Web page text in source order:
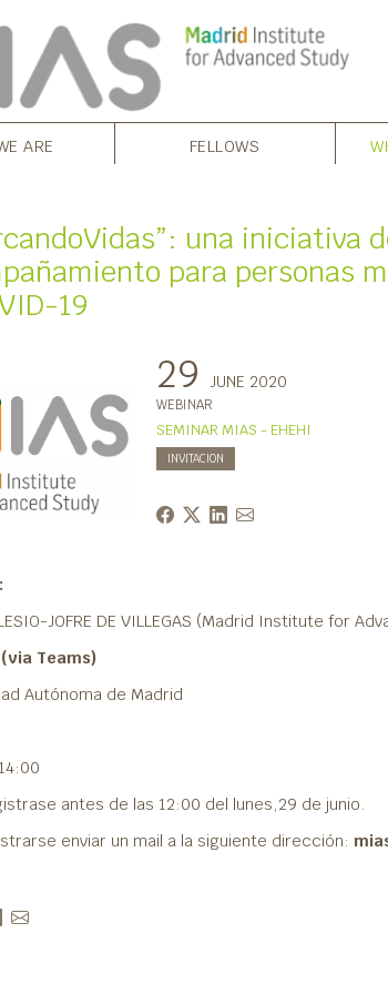
ARE FELLOWS
una iniciativa
para personas
19
29 JUNE 2020
WEBINAR
SEMINAR MIAS - EHEHI
INVITACION
JOFRE DE VILLEGAS (Madrid Institute for
Teams)
Autónoma de Madrid
antes de las 12:00 del lunes,29 de junio.
enviar un mail a la siguiente dirección: